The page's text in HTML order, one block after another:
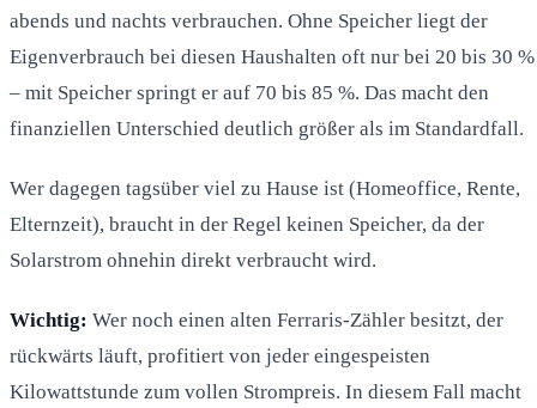
abends und nachts verbrauchen. Ohne Speicher liegt der
Eigenverbrauch bei diesen Haushalten oft nur bei 20 bis 30 %
– mit Speicher springt er auf 70 bis 85 %. Das macht den
finanziellen Unterschied deutlich größer als im Standardfall.
Wer dagegen tagsüber viel zu Hause ist (Homeoffice, Rente,
Elternzeit), braucht in der Regel keinen Speicher, da der
Solarstrom ohnehin direkt verbraucht wird.
Wichtig: Wer noch einen alten Ferraris-Zähler besitzt, der
rückwärts läuft, profitiert von jeder eingespeisten
Kilowattstunde zum vollen Strompreis. In diesem Fall macht